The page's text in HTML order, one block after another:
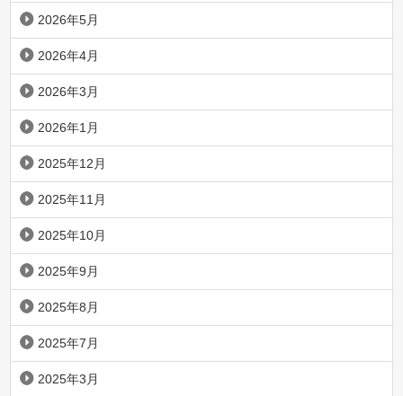
2026年5月
2026年4月
2026年3月
2026年1月
2025年12月
2025年11月
2025年10月
2025年9月
2025年8月
2025年7月
2025年3月